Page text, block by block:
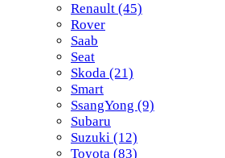
Renault (45)
Rover
Saab
Seat
Skoda (21)
Smart
SsangYong (9)
Subaru
Suzuki (12)
Toyota (83)